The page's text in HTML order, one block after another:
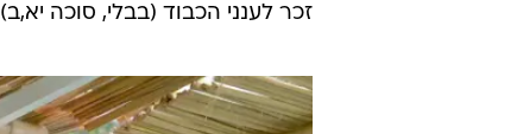
זכר לענני הכבוד (בבלי, סוכה